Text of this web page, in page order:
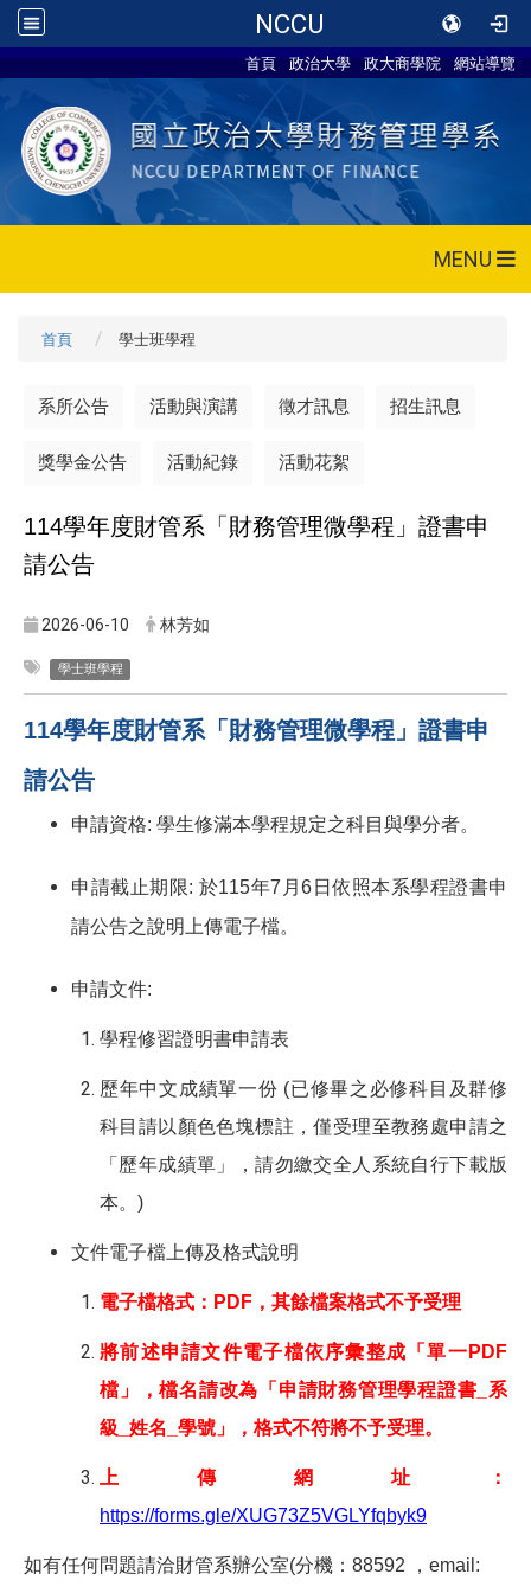
NCCU
首頁 政治大學 政大商學院 網站導覽
MENU
首頁 學士班學程
系所公告 活動與演講 徵才訊息 招生訊息
獎學金公告 活動紀錄 活動花絮
114學年度財管系「財務管理微學程」證書申
請公告
2026-06-10 林芳如
學士班學程
114學年度財管系「財務管理微學程」證書申
請公告
申請資格: 學生修滿本學程規定之科目與學分者。
申請截止期限: 於115年7月6日依照本系學程證書申
請公告之說明上傳電子檔。
申請文件:
學程修習證明書申請表
歷年中文成績單一份 (已修畢之必修科目及群修
科目請以顏色色塊標註，僅受理至教務處申請之
「歷年成績單」，請勿繳交全人系統自行下載版
本。)
文件電子檔上傳及格式說明
電子檔格式：PDF，其餘檔案格式不予受理
將前述申請文件電子檔依序彙整成「單一PDF
檔」，檔名請改為「申請財務管理學程證書_系
級_姓名_學號」，格式不符將不予受理。
上傳網址：
https://forms.gle/XUG73Z5VGLYfqbyk9
如有任何問題請洽財管系辦公室(分機：88592 ，email: